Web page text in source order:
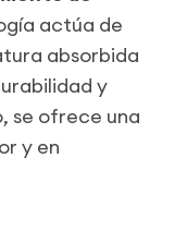
actúa de
absorbida
y
se ofrece una
y en